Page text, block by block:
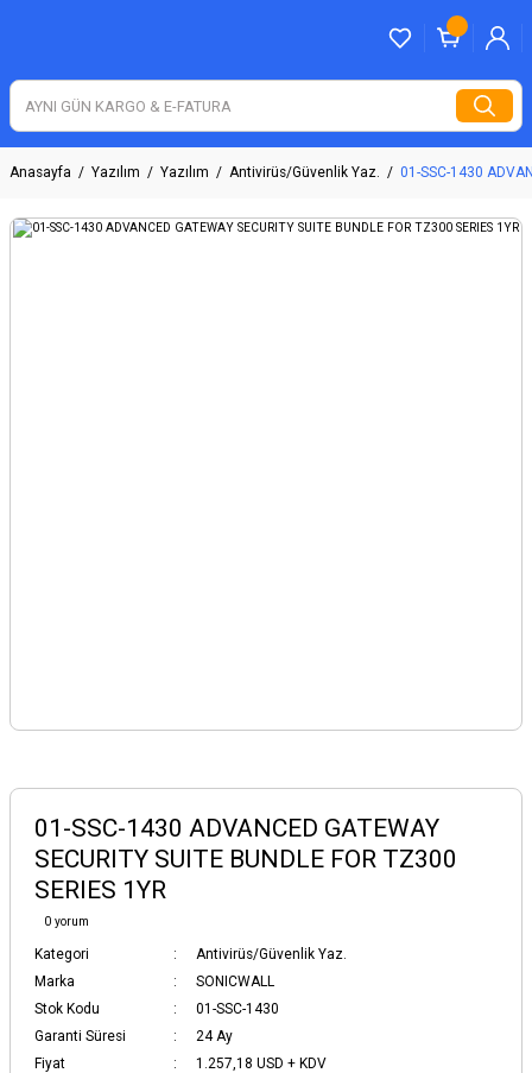
Anasayfa Yazılım Yazılım Antivirüs/Güvenlik Yaz. 01-SSC-1430
01-SSC-1430 ADVANCED GATEWAY
SECURITY SUITE BUNDLE FOR TZ300
SERIES 1YR
0 yorum
Kategori
Antivirüs/Güvenlik Yaz.
Marka
SONICWALL
Stok Kodu
01-SSC-1430
Garanti Süresi
24 Ay
Fiyat
1.257,18 USD + KDV